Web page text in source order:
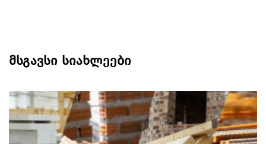
მსგავსი სიახლეები